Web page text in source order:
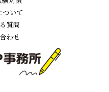
ついて
質問
わせ